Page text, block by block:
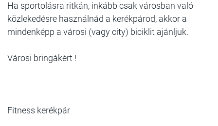
Ha sportolásra ritkán, inkább csak városban való
közlekedésre használnád a kerékpárod, akkor a
mindenképp a városi (vagy city) biciklit ajánljuk.
Városi bringákért !
Fitness kerékpár